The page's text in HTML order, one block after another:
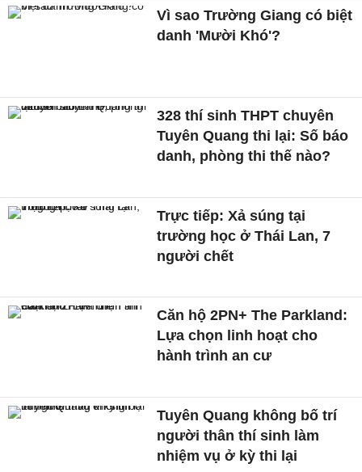
Vì sao Trường Giang có biệt
danh 'Mười Khó'?
328 thí sinh THPT chuyên
Tuyên Quang thi lại: Số báo
danh, phòng thi thế nào?
Trực tiếp: Xả súng tại
trường học ở Thái Lan, 7
người chết
Căn hộ 2PN+ The Parkland:
Lựa chọn linh hoạt cho
hành trình an cư
Tuyên Quang không bố trí
người thân thí sinh làm
nhiệm vụ ở kỳ thi lại